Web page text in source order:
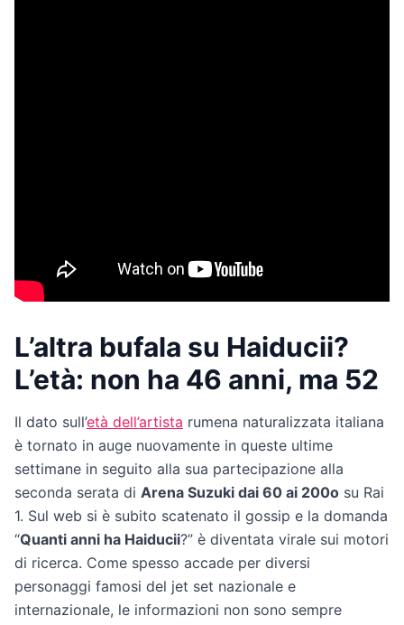
L’altra bufala su Haiducii?
L’età: non ha 46 anni, ma 52
Il dato sull’età dell’artista rumena naturalizzata italiana
è tornato in auge nuovamente in queste ultime
settimane in seguito alla sua partecipazione alla
seconda serata di Arena Suzuki dai 60 ai 200o su Rai
1. Sul web si è subito scatenato il gossip e la domanda
“Quanti anni ha Haiducii?” è diventata virale sui motori
di ricerca. Come spesso accade per diversi
personaggi famosi del jet set nazionale e
internazionale, le informazioni non sono sempre